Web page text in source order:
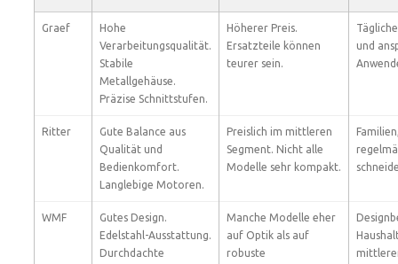
Graef
Hohe
Verarbeitungsqualität.
Stabile
Metallgehäuse.
Präzise Schnittstufen.
Höherer Preis.
Ersatzteile können
teurer sein.
und
Ritter
Gute Balance aus
Qualität und
Bedienkomfort.
Langlebige Motoren.
Preislich im mittleren
Segment. Nicht alle
Modelle sehr kompakt.
WMF
Gutes Design.
Edelstahl-Ausstattung.
Durchdachte
Manche Modelle eher
auf Optik als auf
robuste